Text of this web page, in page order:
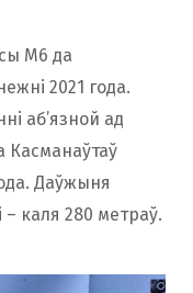
М6 да
2021 года.
аб’язной ад
Касманаўтаў
Даўжыня
– каля 280 метраў.